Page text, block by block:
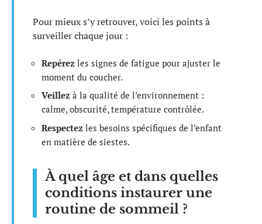
Pour mieux s’y retrouver, voici les points à
surveiller chaque jour :
Repérez les signes de fatigue pour ajuster le
moment du coucher.
Veillez à la qualité de l’environnement :
calme, obscurité, température contrôlée.
Respectez les besoins spécifiques de l’enfant
en matière de siestes.
À quel âge et dans quelles
conditions instaurer une
routine de sommeil ?